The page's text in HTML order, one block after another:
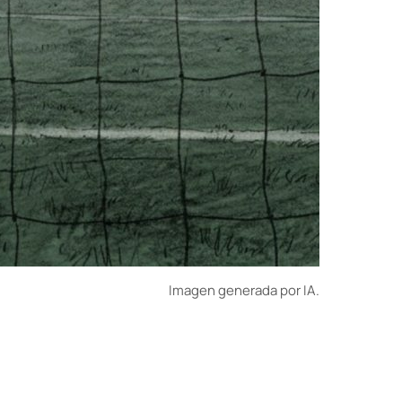
Imagen generada por IA.